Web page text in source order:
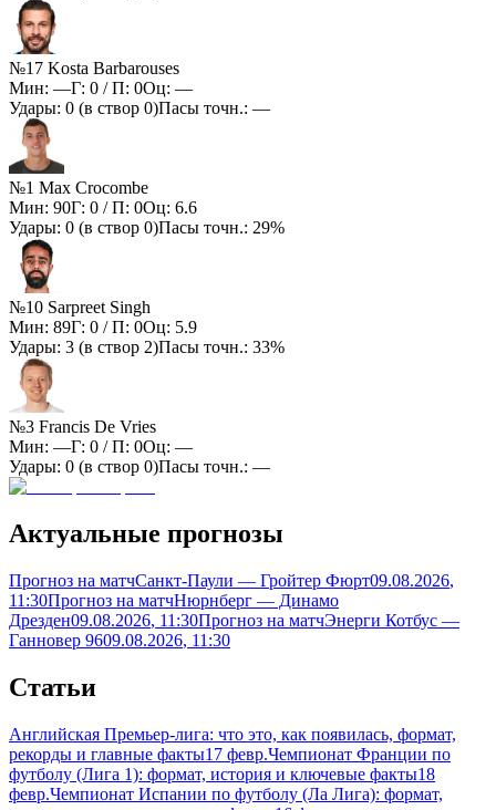
№17 Kosta Barbarouses
Мин: —Г: 0 / П: 0Оц: —
Удары: 0 (в створ 0)Пасы точн.: —
№1 Max Crocombe
Мин: 90Г: 0 / П: 0Оц: 6.6
Удары: 0 (в створ 0)Пасы точн.: 29%
№10 Sarpreet Singh
Мин: 89Г: 0 / П: 0Оц: 5.9
Удары: 3 (в створ 2)Пасы точн.: 33%
№3 Francis De Vries
Мин: —Г: 0 / П: 0Оц: —
Удары: 0 (в створ 0)Пасы точн.: —
Актуальные прогнозы
Прогноз на матчСанкт-Паули — Гройтер Фюрт09.08.2026,
11:30Прогноз на матчНюрнберг — Динамо
Дрезден09.08.2026, 11:30Прогноз на матчЭнерги Котбус —
Ганновер 9609.08.2026, 11:30
Статьи
Английская Премьер-лига: что это, как появилась, формат,
рекорды и главные факты17 февр.Чемпионат Франции по
футболу (Лига 1): формат, история и ключевые факты18
февр.Чемпионат Испании по футболу (Ла Лига): формат,